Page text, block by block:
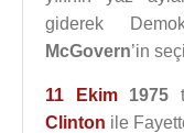
giderek
McGovern’in
11 Ekim 1975
Clinton ile